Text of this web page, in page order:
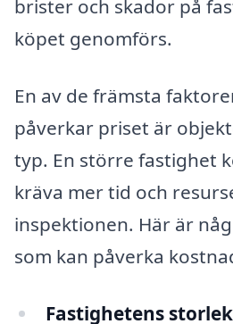
brister och skador på
köpet genomförs.
En av de främsta
påverkar priset är
typ. En större fastighet
kräva mer tid och
inspektionen. Här är
som kan påverka
Fastighetens